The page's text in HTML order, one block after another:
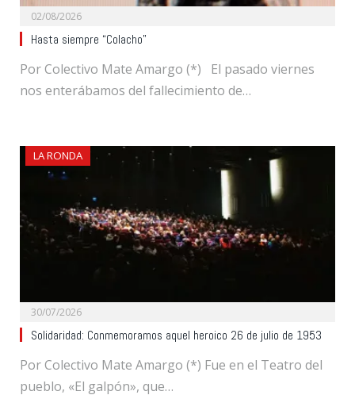
02/08/2026
Hasta siempre “Colacho”
Por Colectivo Mate Amargo (*) El pasado viernes
nos enterábamos del fallecimiento de…
LA RONDA
30/07/2026
Solidaridad: Conmemoramos aquel heroico 26 de julio de 1953
Por Colectivo Mate Amargo (*) Fue en el Teatro del
pueblo, «El galpón», que…